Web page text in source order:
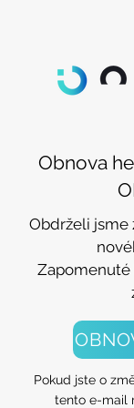
Obnova
Obdrželi jsme
Zapomenuté
Pokud jste o
tento e-mail